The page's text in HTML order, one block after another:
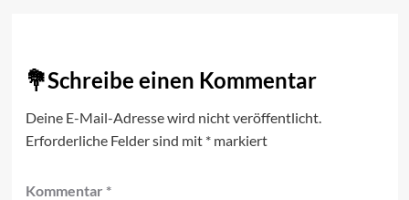
Schreibe einen Kommentar
Deine E-Mail-Adresse wird nicht veröffentlicht.
Erforderliche Felder sind mit *markiert
Kommentar *